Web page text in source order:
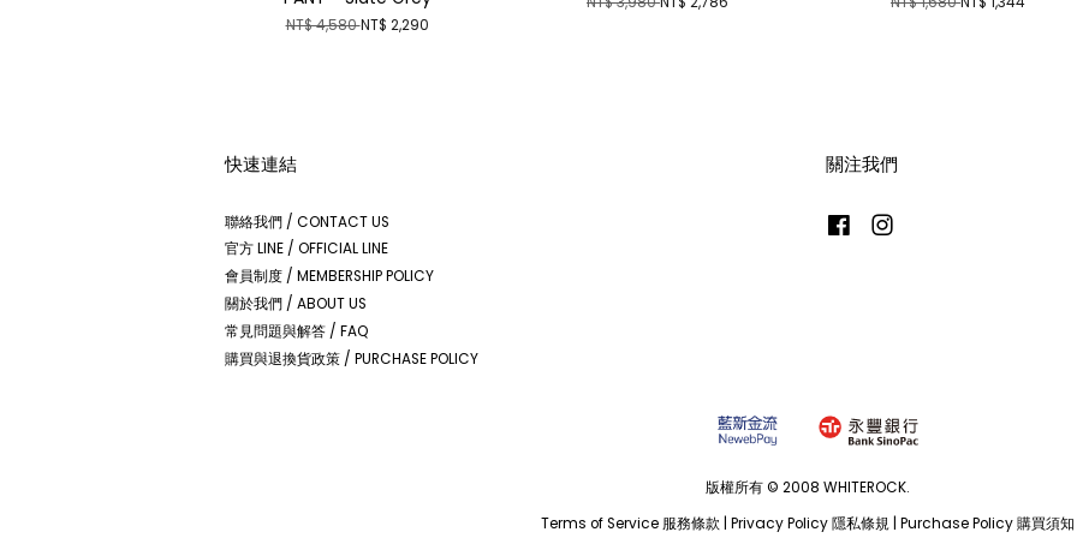
NT$ 4,580NT$ 2,290
快速連結
聯絡我們 / CONTACT US
官方 LINE / OFFICIAL LINE
會員制度 / MEMBERSHIP POLICY
關於我們 / ABOUT US
常見問題與解答 / FAQ
購買與退換貨政策 / PURCHASE POLICY
關注我們
Facebook
版權所有 © 2008 WHITEROCK.
Terms of Service 服務條款 Privacy Policy 隱私條規 Purchase Policy 購買須知